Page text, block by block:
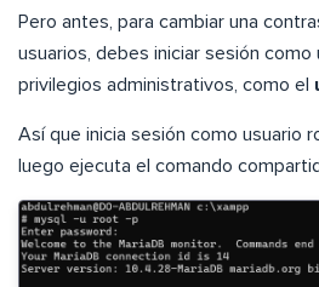
Pero antes, para cambiar una
usuarios, debes iniciar sesión como
privilegios administrativos, como el
Así que inicia sesión como usuario
luego ejecuta el comando